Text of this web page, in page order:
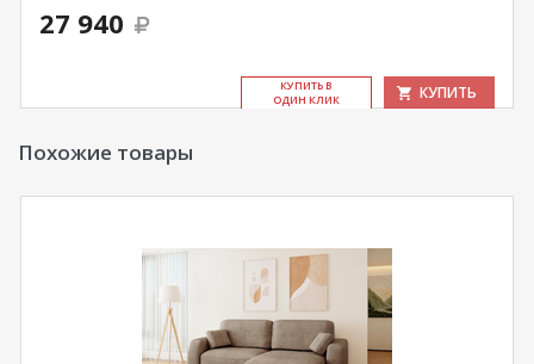
27 940
КУ­ПИТЬ В
ОДИН КЛИК
КУПИТЬ
Похожие товары